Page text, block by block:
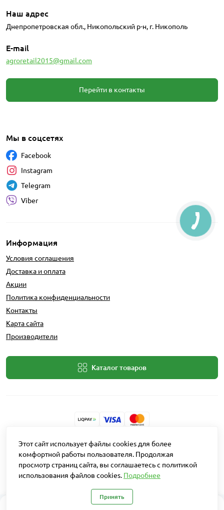
Наш адрес
Днепропетровская обл., Никопольский р-н, г. Никополь
E-mail
agroretail2015@gmail.com
Перейти в контакты
Информация
Условия соглашения
Доставка и оплата
Акции
Политика конфиденциальности
Контакты
Карта сайта
Производители
Каталог товаров
Мы в соцсетях
Facebook
Instagram
Telegram
Viber
Разработчик: Intent Solutions
Работает наOpenCart "Русская сборка"
Агро Рітейл © 2026
Этот сайт использует файлы cookies для более
комфортной работы пользователя. Продолжая
просмотр страниц сайта, вы соглашаетесь с политикой
использования файлов cookies. Подробнее
Принять